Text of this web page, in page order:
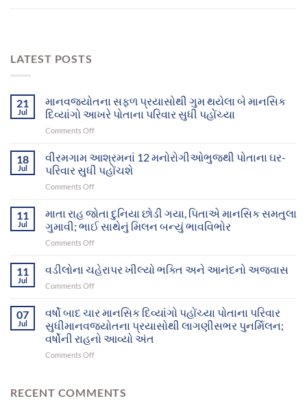
LATEST POSTS
21
Jul
માનવજ્યોતના સફળ પ્રયાસોથી ગુમ થયેલા બે માનસિક
દિવ્યાંગો આખરે પોતાના પરિવાર સુધી પહોંચ્યા
Comments Offon
સફળ
પ્રયાસોથી
ગુમ
થયેલા
માનસિક
દિવ્યાંગો
સુધી
18
Jul
વીરમગામ આશ્રમનાં 12 મનોરોગીઓભુજથી પોતાના ઘર-
પરિવાર સુધી પહોંચશે
Comments Offon
આશ્રમનાં
12
મનોરોગીઓભુજથી
પોતાના
પરિવાર
સુધી
11
Jul
માતા રાહ જોતા દુનિયા છોડી ગયા, પિતાએ માનસિક સમતુલા
ગુમાવી; ભાઈ સાથેનું મિલન બન્યું ભાવવિભોર
Comments Offon
રાહ
જોતા
દુનિયા
ગયા,
પિતાએ
માનસિક
મિલન
11
Jul
વડીલોના ચહેરાપર ખીલ્યો ભક્તિ અને આનંદનો અજવાસ
Comments Offon
ચહેરાપર
ખીલ્યો
ભક્તિ
અને
આનંદનો
07
Jul
વર્ષો બાદ ચાર માનસિક દિવ્યાંગો પહોંચ્યા પોતાના પરિવાર
સુધીમાનવજ્યોતના પ્રયાસોથી લાગણીસભર પુનર્મિલન;
વર્ષોની રાહનો આવ્યો અંત
Comments Offon
ચાર
RECENT COMMENTS